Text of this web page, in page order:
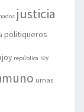
justicia
politiqueros
república rey
urnas